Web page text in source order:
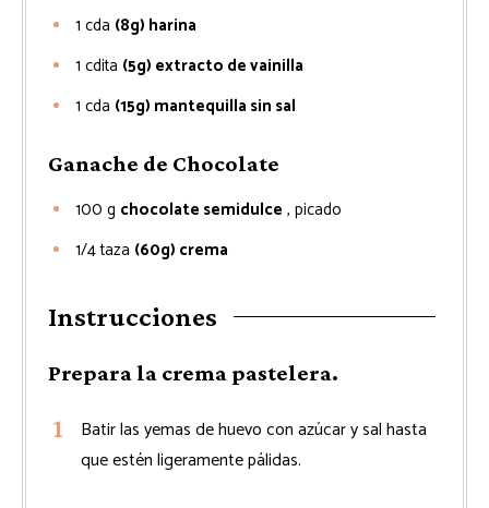
1 cda (8g) harina
1 cdita (5g) extracto de vainilla
1 cda (15g) mantequilla sin sal
Ganache de Chocolate
100 g chocolate semidulce , picado
1/4taza (60g) crema
Instrucciones
Prepara la crema pastelera.
Batir las yemas de huevo con azúcar y sal hasta
que estén ligeramente pálidas.